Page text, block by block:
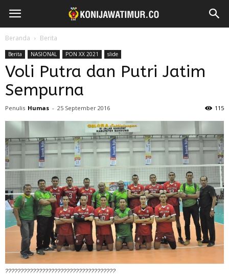
Beranda Berita
Berita NASIONAL PON XX 2021 slide
Voli Putra dan Putri Jatim
Sempurna
Penulis Humas - 25 September 2016 115
????????????????????????????????????